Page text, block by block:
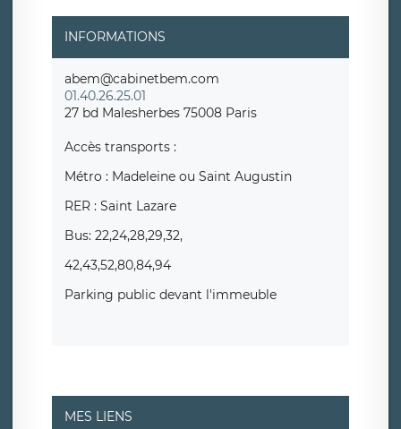
INFORMATIONS
abem@cabinetbem.com
01.40.26.25.01
27 bd Malesherbes 75008 Paris
Accès transports :
Métro : Madeleine ou Saint Augustin
RER : Saint Lazare
Bus: 22,24,28,29,32,
42,43,52,80,84,94
Parking public devant l'immeuble
MES LIENS